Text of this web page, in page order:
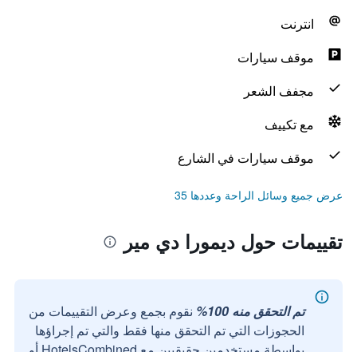
انترنت
موقف سيارات
مجفف الشعر
مع تكييف
موقف سيارات في الشارع
عرض جميع وسائل الراحة وعددها 35
تقييمات حول ديمورا دي مير
تم التحقق منه 100%
نقوم بجمع وعرض التقييمات من
الحجوزات التي تم التحقق منها فقط والتي تم إجراؤها